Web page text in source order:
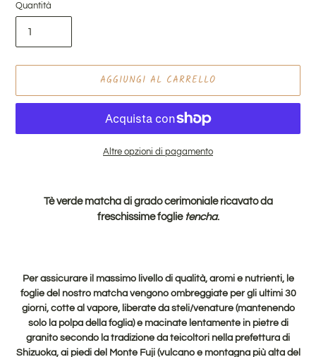
Quantità
AGGIUNGI AL CARRELLO
Altre opzioni di pagamento
Tè verde matcha di grado cerimoniale ricavato da
freschissime foglie tencha.
Per assicurare il massimo livello di qualità, aromi e nutrienti, le
foglie del nostro matcha vengono ombreggiate per gli ultimi 30
giorni, cotte al vapore, liberate da steli/venature (mantenendo
solo la polpa della foglia) e macinate lentamente in pietre di
granito secondo la tradizione da teicoltori nella prefettura di
Shizuoka, ai piedi del Monte Fuji (vulcano e montagna più alta del